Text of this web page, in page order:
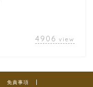
4906 view
免責事項